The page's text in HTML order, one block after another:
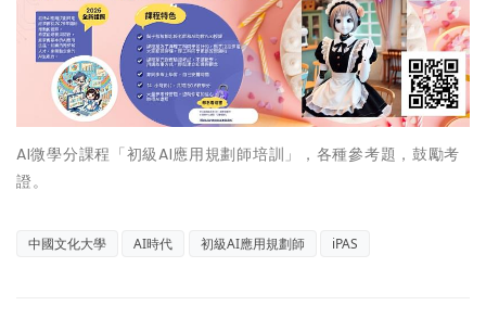
AI微學分課程「初級AI應用規劃師培訓」，各種參考題，鼓勵考
證。
中國文化大學 AI時代 初級AI應用規劃師 iPAS